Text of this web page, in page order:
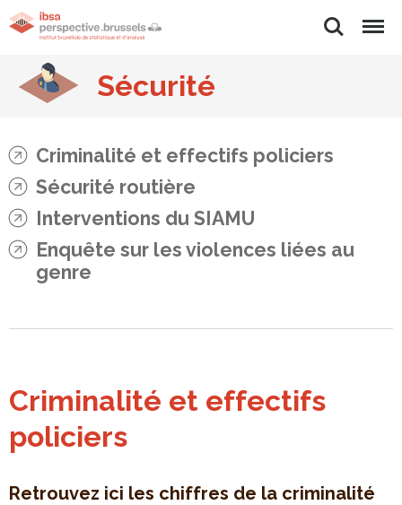
Rechercher
Menu
Sécurité
Criminalité et effectifs policiers
Sécurité routière
Interventions du SIAMU
Enquête sur les violences liées au
genre
Criminalité et effectifs
policiers
Retrouvez ici les chiffres de la criminalité